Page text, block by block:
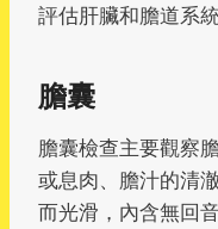
評估肝臟和膽道系
膽囊
膽囊檢查主要觀察
或息肉、膽汁的清
而光滑，內含無回